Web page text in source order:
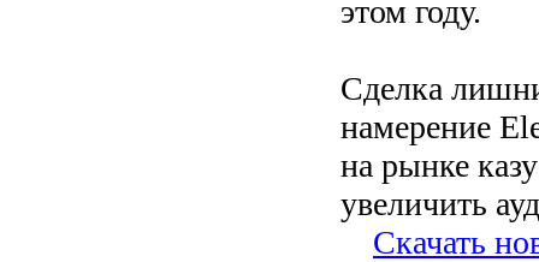
этом году.
Сделка
намерение
на рынке
увеличить
Скачать